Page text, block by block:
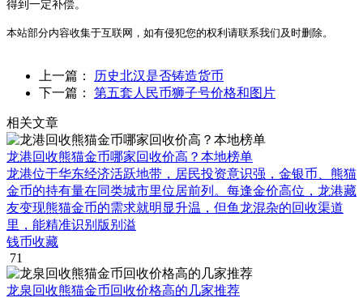
得到一定补偿。
本站部分内容收集于互联网，如有侵犯您的权利请联系我们及时删除。
上一篇：
历史北汉是否铸造货币
下一篇： 第五套人民币狮子号价格和图片
相关文章
龙港回收熊猫金币哪家回收价高？本地榜单
龙港位于华东经济活跃地带，居民投资意识强，金银币、熊猫
金币的持有量在同类城市里位居前列。每逢金价高位，龙港藏
友变现熊猫金币的需求就明显升温，但鱼龙混杂的回收渠道
里，能精准识别版别溢
钱币收藏
71
龙泉回收熊猫金币回收价格高的几家推荐